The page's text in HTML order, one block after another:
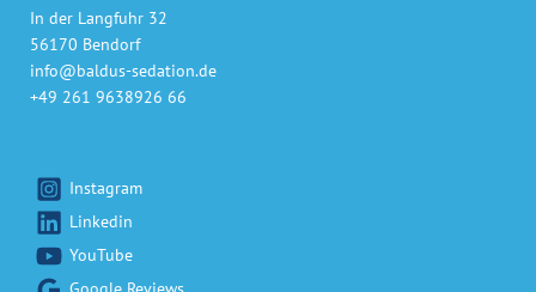
In der Langfuhr 32
56170 Bendorf
info@baldus-sedation.de
+49 261 9638926 66
Instagram
Linkedin
YouTube